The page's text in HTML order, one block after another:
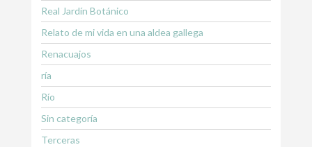
Real Jardín Botánico
Relato de mi vida en una aldea gallega
Renacuajos
ría
Río
Sin categoría
Terceras